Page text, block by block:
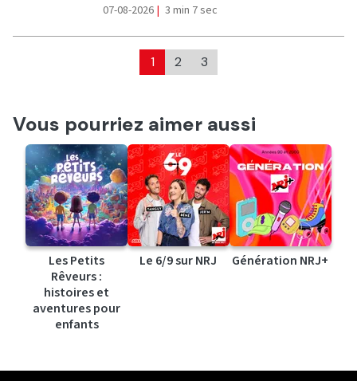
07-08-2026 | 3 min 7 sec
1 2 3
Vous pourriez aimer aussi
Les Petits
Rêveurs :
histoires et
aventures pour
enfants
Le 6/9 sur NRJ Génération NRJ+